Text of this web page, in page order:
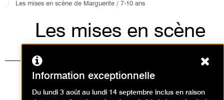
Les mises en scène de Marguerite / 7-10 ans
Les mises en scène
de Marguerite / 7-10
ans
Ateliers / Atelier arts plastiques
Information exceptionnelle
Du lundi 3 août au lundi 14 septembre inclus en raison